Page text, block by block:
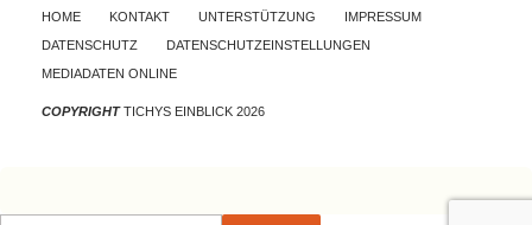
Skip to content
HOME KONTAKT UNTERSTÜTZUNG
IMPRESSUM
DATENSCHUTZ
DATENSCHUTZEINSTELLUNGEN
MEDIADATEN ONLINE
COPYRIGHTTICHYS EINBLICK 2026